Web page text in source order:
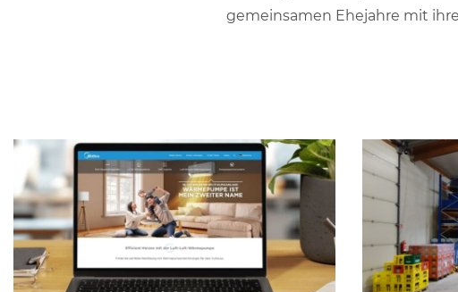
gemeinsamen Ehejahre mit